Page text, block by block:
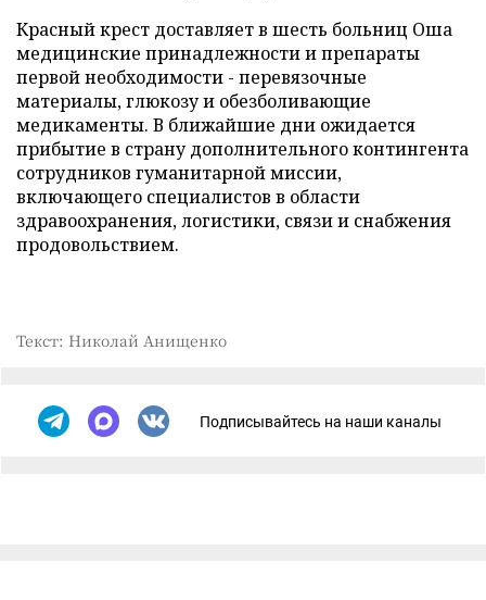
Красный крест доставляет в шесть больниц Оша
медицинские принадлежности и препараты
первой необходимости - перевязочные
материалы, глюкозу и обезболивающие
медикаменты. В ближайшие дни ожидается
прибытие в страну дополнительного контингента
сотрудников гуманитарной миссии,
включающего специалистов в области
здравоохранения, логистики, связи и снабжения
продовольствием.
Текст: Николай Анищенко
Подписывайтесь на наши каналы